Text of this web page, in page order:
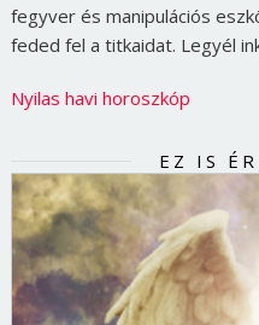
fegyver és manipulációs
feded fel a titkaidat. Legyél
Nyilas havi horoszkóp
EZ IS